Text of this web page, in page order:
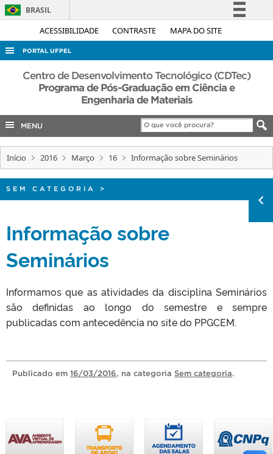
ACESSIBILIDADE CONTRASTE MAPA DO SITE
BRASIL
Simplifique!
Acesso à informação
Legislação
Canais
PORTAL UFPEL
ACESSO À INFORMAÇÃO
AUDITORIA
EDITAIS
TELEFONES
Centro de Desenvolvimento Tecnológico (CDTec)
Programa de Pós-Graduação em Ciência e
Engenharia de Materiais
MENU
Início 2016 Março 16 Informação sobre Seminários
SEM CATEGORIA >
Informação sobre
Seminários
Informamos que as atividades da disciplina Seminários
são definidas ao longo do semestre e sempre
publicadas com antecedência no site do PPGCEM.
Publicado em 16/03/2016, na categoria Sem categoria.